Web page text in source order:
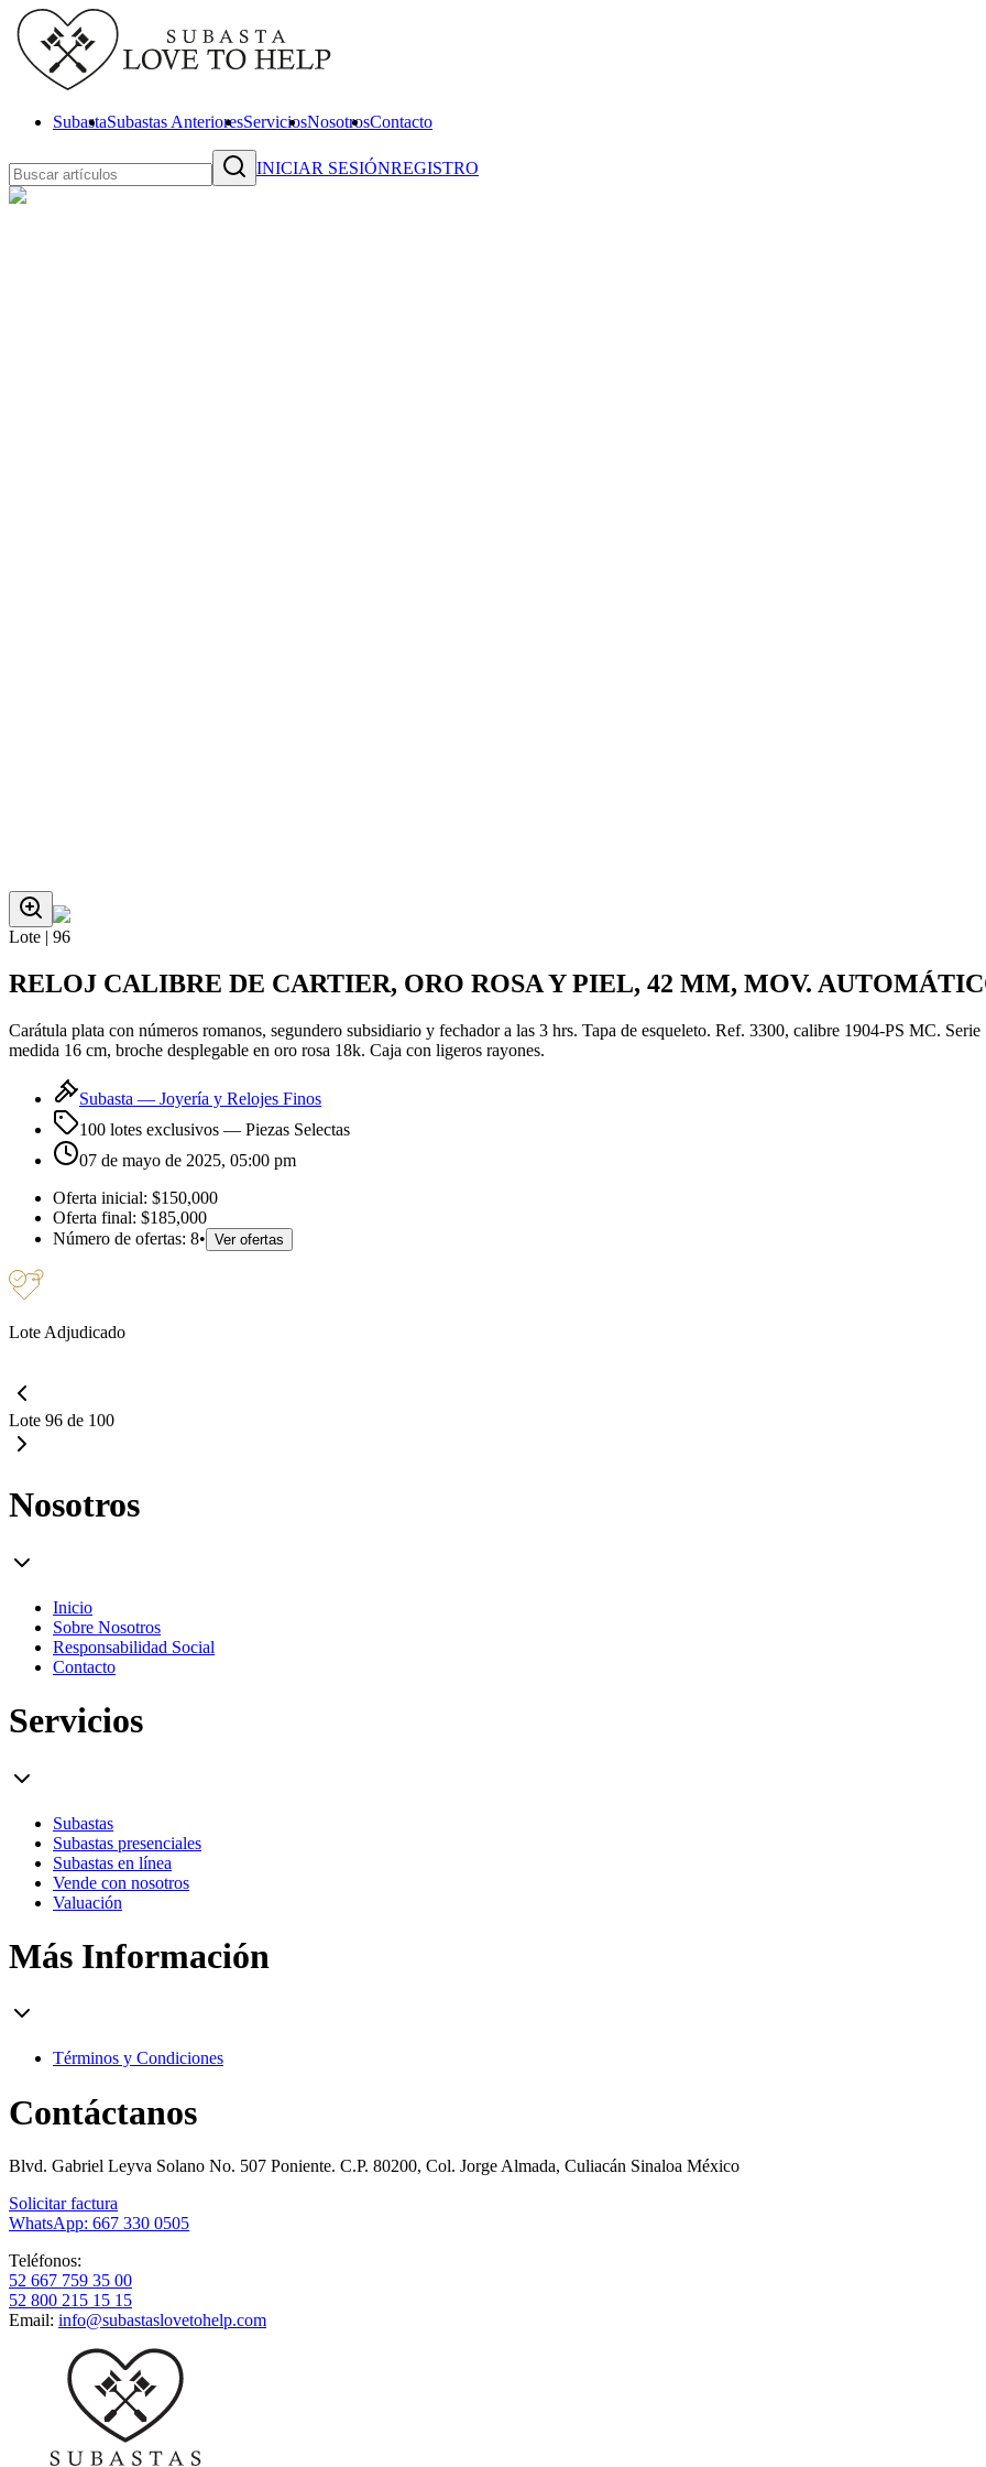
SubastaSubastas AnterioresServiciosNosotrosContacto
INICIAR SESIÓNREGISTRO
Lote | 96
RELOJ CALIBRE DE CARTIER, ORO ROSA Y PIEL, 42 MM, MOV.
Carátula plata con números romanos, segundero subsidiario y fechador a las 3 hrs. Tapa de esqueleto. Ref. 3300, calibre 1904-PS MC.
medida 16 cm, broche desplegable en oro rosa 18k. Caja con ligeros rayones.
Subasta — Joyería y Relojes Finos
100 lotes exclusivos — Piezas Selectas
07 de mayo de 2025, 05:00 pm
Oferta inicial: $150,000
Oferta final: $185,000
Número de ofertas: 8• Ver ofertas
Lote Adjudicado
Lote 96 de 100
Nosotros
Inicio
Sobre Nosotros
Responsabilidad Social
Contacto
Servicios
Subastas
Subastas presenciales
Subastas en línea
Vende con nosotros
Valuación
Más Información
Términos y Condiciones
Contáctanos
Blvd. Gabriel Leyva Solano No. 507 Poniente. C.P. 80200, Col. Jorge Almada, Culiacán Sinaloa México
Solicitar factura
WhatsApp: 667 330 0505
Teléfonos:
52 667 759 35 00
52 800 215 15 15
Email: info@subastaslovetohelp.com